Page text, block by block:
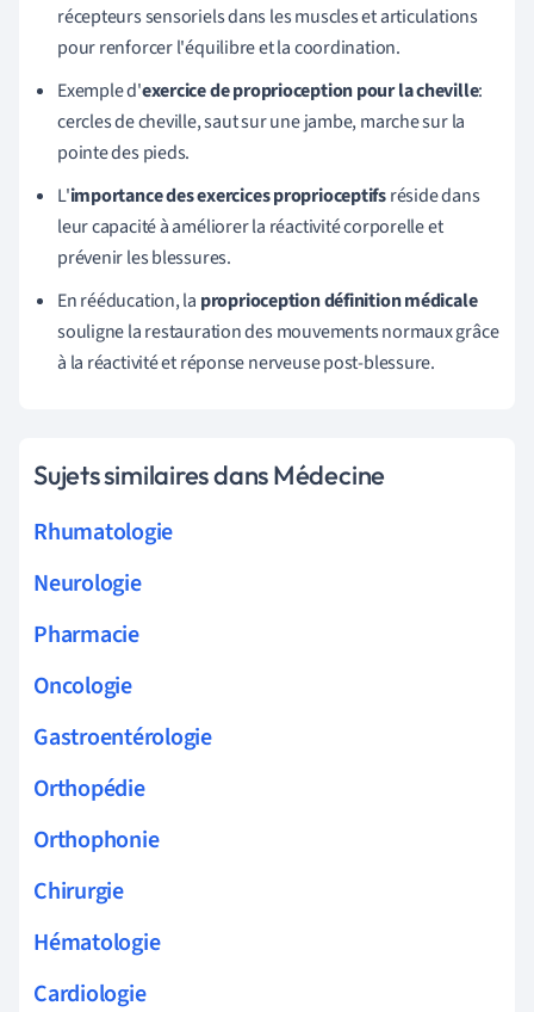
récepteurs sensoriels dans les muscles et articulations
pour renforcer l'équilibre et la coordination.
Exemple d'exercice de proprioception pour la cheville:
cercles de cheville, saut sur une jambe, marche sur la
pointe des pieds.
L'importance des exercices proprioceptifsréside dans
leur capacité à améliorer la réactivité corporelle et
prévenir les blessures.
En rééducation, la proprioception définition médicale
souligne la restauration des mouvements normaux grâce
à la réactivité et réponse nerveuse post-blessure.
Sujets similaires dans Médecine
Rhumatologie
Neurologie
Pharmacie
Oncologie
Gastroentérologie
Orthopédie
Orthophonie
Chirurgie
Hématologie
Cardiologie